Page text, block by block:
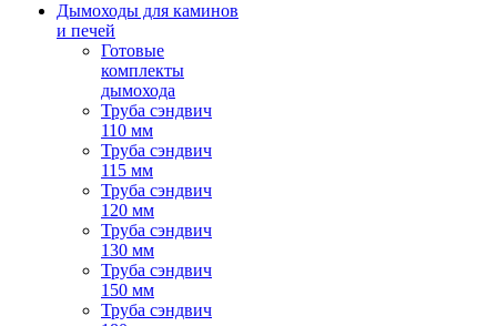
Дымоходы для каминов
и печей
Готовые
комплекты
дымохода
Труба сэндвич
110 мм
Труба сэндвич
115 мм
Труба сэндвич
120 мм
Труба сэндвич
130 мм
Труба сэндвич
150 мм
Труба сэндвич